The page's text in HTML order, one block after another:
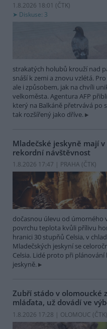
1.8.2026 18:01 (ČTK)
Diskuse: 3
strakatých holubů krouží nad
snáší k zemi a znovu vzlétá.
ale i způsobem, jak na chvíli
velkoměsta. Agentura AFP
který na Balkáně přetrvává po
tak rozšířený jako dříve.
Mladečské jeskyně mají
rekordní návštěvnost
1.8.2026 17:47 | PRAHA (ČTK)
dočasnou úlevu od úmorného
povrchu teplota kvůli přílivu
hranici 30 stupňů Celsia, v
Mladečských jeskyní se
Celsia. Lidé proto při
jeskyně.
Zubří stádo v olomoucké
mláďata, už dovádí ve
1.8.2026 17:28 | OLOMOUC (ČTK)